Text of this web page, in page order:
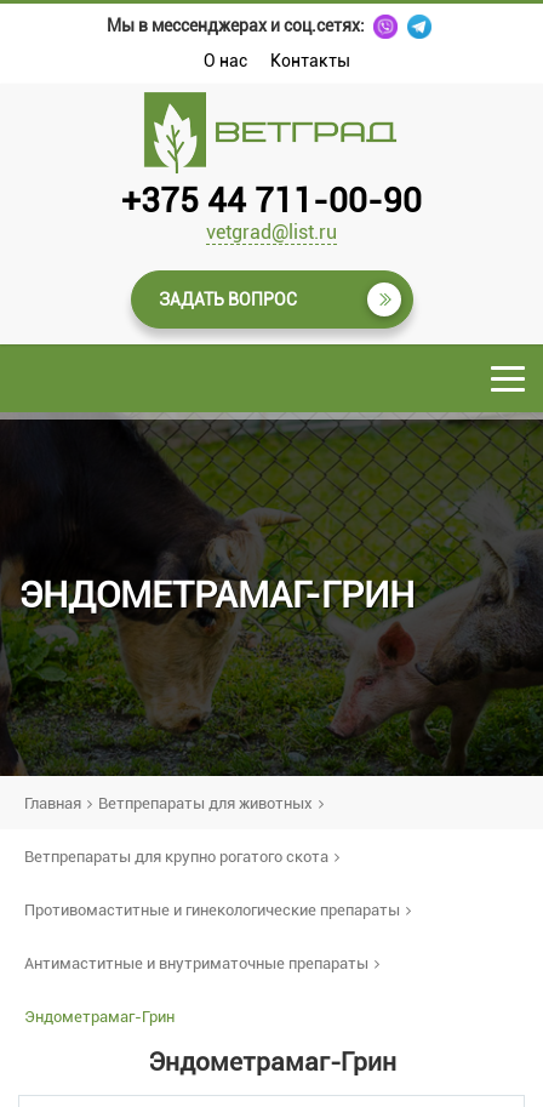
Мы в мессенджерах и соц.сетях:
О нас
Контакты
+375 44 711-00-90
vetgrad@list.ru
ЗАДАТЬ ВОПРОС
ЭНДОМЕТРАМАГ-ГРИН
Главная Ветпрепараты для животных
Ветпрепараты для крупно рогатого скота
Противомаститные и гинекологические препараты
Антимаститные и внутриматочные препараты
Эндометрамаг-Грин
Эндометрамаг-Грин